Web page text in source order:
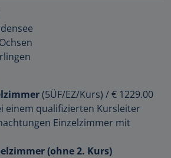
(5ÜF/EZ/Kurs) /€ 1229.00
einem qualifizierten Kursleiter
Einzelzimmer mit
(ohne 2. Kurs)